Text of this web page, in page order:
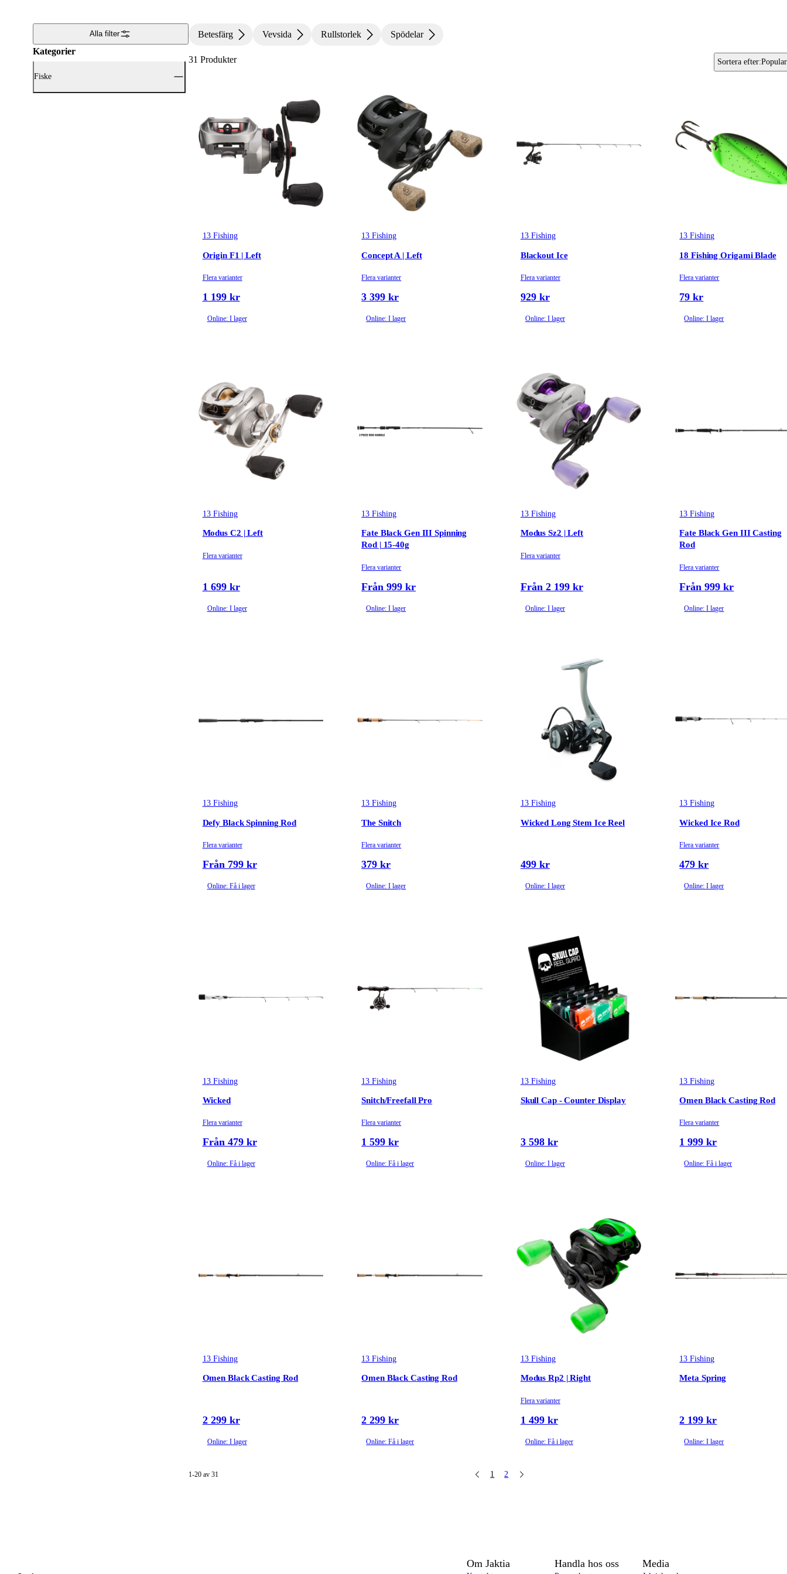
Alla filter
Kategorier
Fiske
Betesfärg Vevsida Rullstorlek Spödelar
31 Produkter Sortera efter:
13 Fishing
Origin F1 | Left
Flera varianter
1 199 kr
Online: I lager
13 Fishing
Concept A | Left
Flera varianter
3 399 kr
Online: I lager
13 Fishing
Blackout Ice
Flera varianter
929 kr
Online: I lager
13 Fishing
18 Fishing Origami Blade
Flera varianter
79 kr
Online: I lager
13 Fishing
Modus C2 | Left
Flera varianter
1 699 kr
Online: I lager
13 Fishing
Fate Black Gen III Spinning
Rod | 15-40g
Flera varianter
Från 999 kr
Online: I lager
13 Fishing
Modus Sz2 | Left
Flera varianter
Från 2 199 kr
Online: I lager
13 Fishing
Fate Black Gen III Casting
Rod
Flera varianter
Från 999 kr
Online: I lager
13 Fishing
Defy Black Spinning Rod
Flera varianter
Från 799 kr
Online: Få i lager
13 Fishing
The Snitch
Flera varianter
379 kr
Online: I lager
13 Fishing
Wicked Long Stem Ice Reel
499 kr
Online: I lager
13 Fishing
Wicked Ice Rod
Flera varianter
479 kr
Online: I lager
13 Fishing
Wicked
Flera varianter
Från 479 kr
Online: Få i lager
13 Fishing
Snitch/Freefall Pro
Flera varianter
1 599 kr
Online: Få i lager
13 Fishing
Skull Cap - Counter Display
3 598 kr
Online: I lager
13 Fishing
Omen Black Casting Rod
Flera varianter
1 999 kr
Online: Få i lager
13 Fishing
Omen Black Casting Rod
2 299 kr
Online: I lager
13 Fishing
Omen Black Casting Rod
2 299 kr
Online: Få i lager
13 Fishing
Modus Rp2 | Right
Flera varianter
1 499 kr
Online: Få i lager
13 Fishing
Meta Spring
2 199 kr
Online: I lager
1 2
1-20 av 31
Om Jaktia Handla hos oss Media